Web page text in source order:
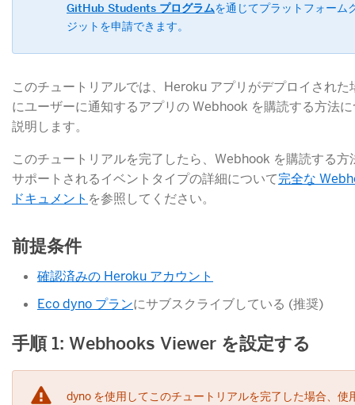
GitHub Students プログラムを通じてプラットフォーム
ジットを申請できます。
このチュートリアルでは、Heroku アプリがデプロイされた
にユーザーに通知するアプリの Webhook を購読する方法
説明します。
このチュートリアルを完了したら、Webhook を購読する方
サポートされるイベントタイプの詳細について完全な
ドキュメント ​を参照してください。
前提条件
確認済みの Heroku アカウント
Eco dyno プラン​にサブスクライブしている (推奨)
手順 1: Webhooks Viewer を設定する
dyno を使用してこのチュートリアルを完了した場合、使